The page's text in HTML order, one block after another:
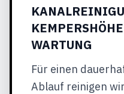
WARTUNG
Für einen
Ablauf reinigen